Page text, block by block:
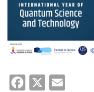
Facebook
X